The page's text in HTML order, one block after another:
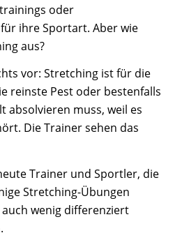
oder
ihre Sportart. Aber wie
aus?
vor: Stretching ist für die
reinste Pest oder bestenfalls
absolvieren muss, weil es
Die Trainer sehen das
Trainer und Sportler, die
Stretching-Übungen
wenig differenziert